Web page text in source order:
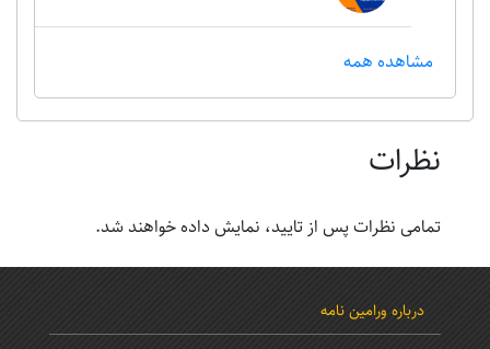
مشاهده همه
نظرات
تمامی نظرات پس از تایید، نمایش داده خواهند شد.
درباره ورامین نامه